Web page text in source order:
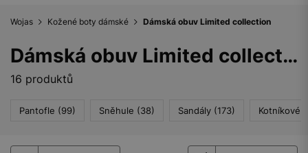
Wojas Kožené boty dámské Dámská obuv Limited collection
Dámská obuv Limited collection
16 produktů
Pantofle (99) Sněhule (38) Sandály (173) Kotníkové